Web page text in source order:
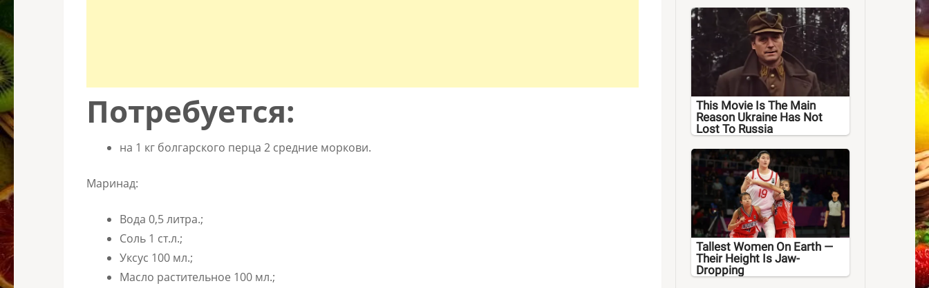
Потребуется:
на 1 кг болгарского перца 2 средние моркови.
Маринад:
Вода 0,5 литра.;
Соль 1 ст.л.;
Уксус 100 мл.;
Масло растительное 100 мл.;
This Movie Is The Main
Reason Ukraine Has Not
Lost To Russia
Tallest Women On Earth —
Their Height Is Jaw-
Dropping